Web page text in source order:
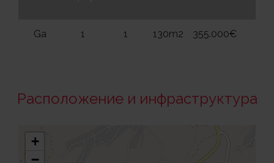
Ga 1 1 130m2 355.000€
Расположение и инфраструктура
+
−